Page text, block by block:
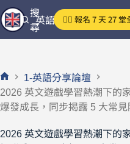
跳
至
主
容
英語分享論壇
搜
尋
👉🏻 報名 7 天 27
首
頁
1-英語分享論壇
2026 英文遊戲學習熱潮下的
爆發成長，同步揭露 5 大常
2026 英文遊戲學習熱潮下的